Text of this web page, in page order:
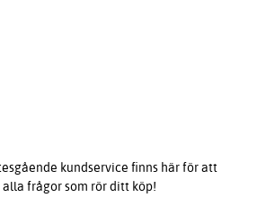
kundservice finns här för att
frågor som rör ditt köp!